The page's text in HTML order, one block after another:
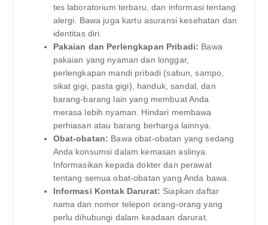
tes laboratorium terbaru, dan informasi tentang
alergi. Bawa juga kartu asuransi kesehatan dan
identitas diri.
Pakaian dan Perlengkapan Pribadi: Bawa
pakaian yang nyaman dan longgar,
perlengkapan mandi pribadi (sabun, sampo,
sikat gigi, pasta gigi), handuk, sandal, dan
barang-barang lain yang membuat Anda
merasa lebih nyaman. Hindari membawa
perhiasan atau barang berharga lainnya.
Obat-obatan: Bawa obat-obatan yang sedang
Anda konsumsi dalam kemasan aslinya.
Informasikan kepada dokter dan perawat
tentang semua obat-obatan yang Anda bawa.
Informasi Kontak Darurat: Siapkan daftar
nama dan nomor telepon orang-orang yang
perlu dihubungi dalam keadaan darurat.